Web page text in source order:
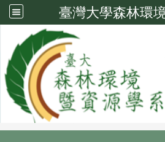
臺灣大學森林環
系所成員
系所成員